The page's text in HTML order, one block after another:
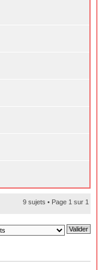
9 sujets • Page 1 sur 1